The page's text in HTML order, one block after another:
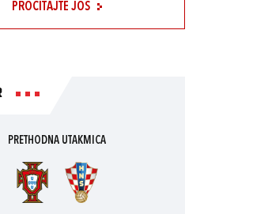
PROČITAJTE JOŠ
PRETHODNA UTAKMICA